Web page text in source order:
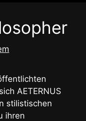
AETERNUS
stilistischen
ihren